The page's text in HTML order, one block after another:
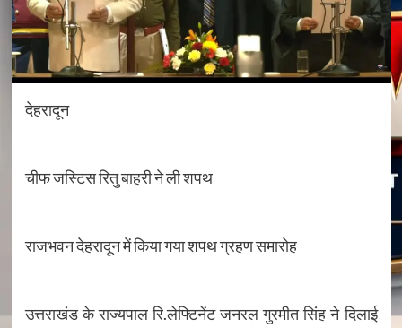
देहरादून
चीफ जस्टिस रितु बाहरी ने ली शपथ
राजभवन देहरादून में किया गया शपथ ग्रहण समारोह
उत्तराखंड के राज्यपाल रि.लेफ्टिनेंट जनरल गुरमीत सिंह ने दिलाई